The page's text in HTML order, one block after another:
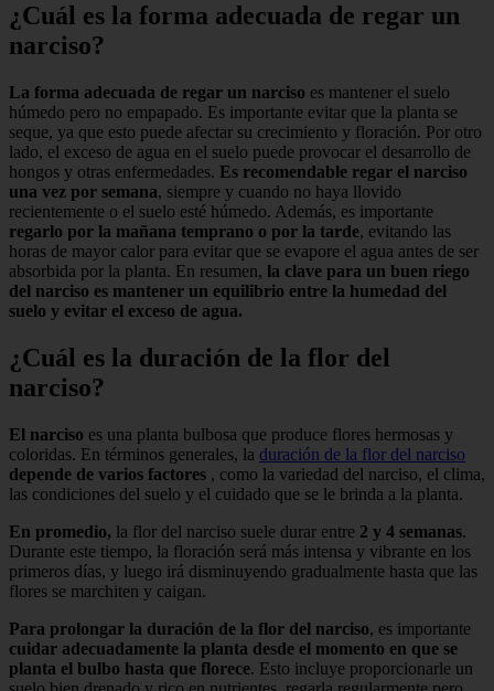
¿Cuál es la forma adecuada de regar un
narciso?
La forma adecuada de regar un narciso es mantener el suelo
húmedo pero no empapado. Es importante evitar que la planta se
seque, ya que esto puede afectar su crecimiento y floración. Por otro
lado, el exceso de agua en el suelo puede provocar el desarrollo de
hongos y otras enfermedades. Es recomendable regar el narciso
una vez por semana, siempre y cuando no haya llovido
recientemente o el suelo esté húmedo. Además, es importante
regarlo por la mañana temprano o por la tarde, evitando las
horas de mayor calor para evitar que se evapore el agua antes de ser
absorbida por la planta. En resumen, la clave para un buen riego
del narciso es mantener un equilibrio entre la humedad del
suelo y evitar el exceso de agua.
¿Cuál es la duración de la flor del
narciso?
El narciso es una planta bulbosa que produce flores hermosas y
coloridas. En términos generales, la duración de la flor del narciso
depende de varios factores , como la variedad del narciso, el clima,
las condiciones del suelo y el cuidado que se le brinda a la planta.
En promedio, la flor del narciso suele durar entre 2 y 4 semanas.
Durante este tiempo, la floración será más intensa y vibrante en los
primeros días, y luego irá disminuyendo gradualmente hasta que las
flores se marchiten y caigan.
Para prolongar la duración de la flor del narciso, es importante
cuidar adecuadamente la planta desde el momento en que se
planta el bulbo hasta que florece. Esto incluye proporcionarle un